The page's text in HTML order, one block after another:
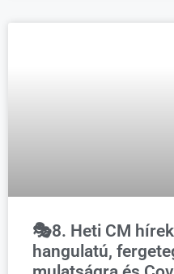
🎭8. Heti CM
hangulatú,